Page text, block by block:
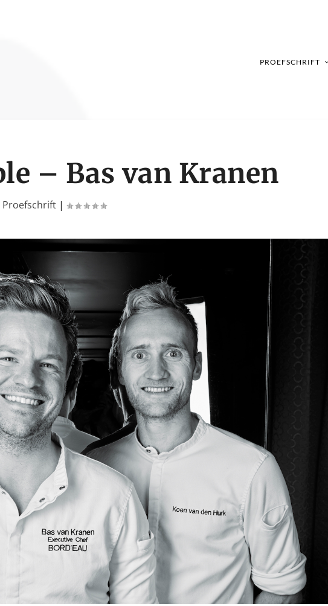
PROEFSCHRIFT
– Bas van Kranen
Proefschrift |